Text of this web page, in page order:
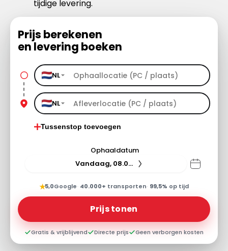
tijdige levering.
Prijs berekenen
en levering boeken
NL
NL
Tussenstop toevoegen
Ophaaldatum
Vandaag, 08.08.26
★5,0Google· 40.000+ transporten· 99,5% op tijd
Prijs tonen
Gratis & vrijblijvend Directe prijs Geen verborgen kosten